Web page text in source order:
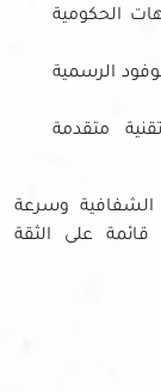
الحكومية
الرسمية
متقدمة
الشفافية وسرعة
قائمة على الثقة